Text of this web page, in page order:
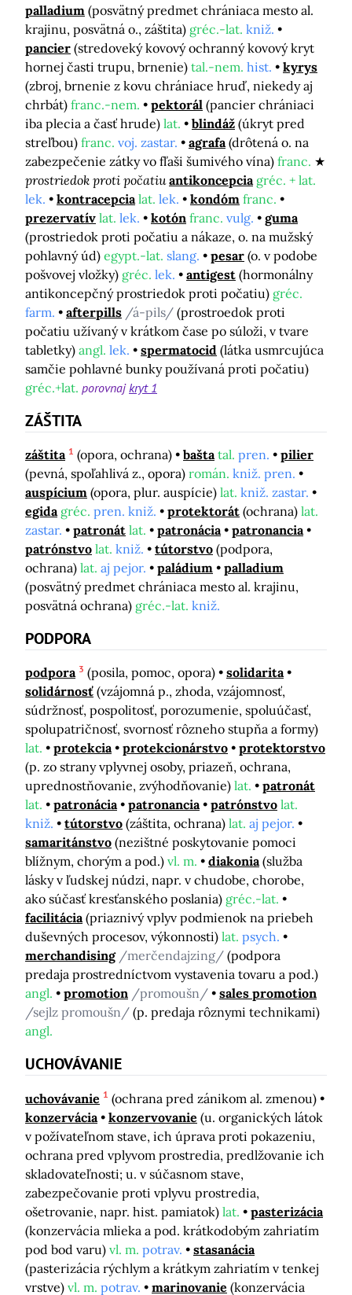
palladium (posvätný predmet chrániaca mesto al.
krajinu, posvätná o., záštita) gréc.-lat. kniž.
pancier (stredoveký kovový ochranný kovový kryt
hornej časti trupu, brnenie) tal.-nem. hist.
kyrys
(zbroj, brnenie z kovu chrániace hruď, niekedy aj
chrbát) franc.-nem. pektorál (pancier chrániaci
iba plecia a časť hrude) lat. blindáž (úkryt pred
streľbou) franc. voj. zastar. agrafa (drôtená o. na
zabezpečenie zátky vo fľaši šumivého vína) franc.
prostriedok proti počatiu antikoncepcia gréc. + lat.
lek.
kontracepcia lat. lek. kondóm franc.
prezervatív lat. lek. kotón franc. vulg.
guma
(prostriedok proti počatiu a nákaze, o. na mužský
pohlavný úd) egypt.-lat. slang. pesar (o. v podobe
pošvovej vložky) gréc. lek. antigest (hormonálny
antikoncepčný prostriedok proti počatiu) gréc.
farm.
afterpills /á-pils/ (prostroedok proti
počatiu užívaný v krátkom čase po súloži, v tvare
tabletky) angl. lek. spermatocid (látka usmrcujúca
samčie pohlavné bunky používaná proti počatiu)
gréc.+lat. porovnaj kryt 1
ZÁŠTITA
záštita 1 (opora, ochrana) bašta tal. pren.
pilier
(pevná, spoľahlivá z., opora) román. kniž. pren.
auspícium (opora, plur. auspície) lat. kniž. zastar.
egida gréc. pren. kniž. protektorát (ochrana) lat.
zastar.
patronát lat. patronácia
patronancia
patrónstvo lat. kniž. tútorstvo (podpora,
ochrana) lat. aj pejor. paládium
palladium
(posvätný predmet chrániaca mesto al. krajinu,
posvätná ochrana) gréc.-lat. kniž.
PODPORA
podpora 3 (posila, pomoc, opora)
solidarita
solidárnosť (vzájomná p., zhoda, vzájomnosť,
súdržnosť, pospolitosť, porozumenie, spoluúčasť,
spolupatričnosť, svornosť rôzneho stupňa a formy)
lat.
protekcia protekcionárstvo
protektorstvo
(p. zo strany vplyvnej osoby, priazeň, ochrana,
uprednostňovanie, zvýhodňovanie) lat.
patronát
lat.
patronácia patronancia patrónstvo lat.
kniž.
tútorstvo (záštita, ochrana) lat. aj pejor.
samaritánstvo (nezištné poskytovanie pomoci
blížnym, chorým a pod.) vl. m. diakonia (služba
lásky v ľudskej núdzi, napr. v chudobe, chorobe,
ako súčasť kresťanského poslania) gréc.-lat.
facilitácia (priaznivý vplyv podmienok na priebeh
duševných procesov, výkonnosti) lat. psych.
merchandising /merčendajzing/ (podpora
predaja prostredníctvom vystavenia tovaru a pod.)
angl.
promotion /promoušn/
sales promotion
/sejlz promoušn/ (p. predaja rôznymi technikami)
angl.
UCHOVÁVANIE
uchovávanie 1 (ochrana pred zánikom al. zmenou)
konzervácia
konzervovanie (u. organických látok
v požívateľnom stave, ich úprava proti pokazeniu,
ochrana pred vplyvom prostredia, predlžovanie ich
skladovateľnosti; u. v súčasnom stave,
zabezpečovanie proti vplyvu prostredia,
ošetrovanie, napr. hist. pamiatok) lat.
pasterizácia
(konzervácia mlieka a pod. krátkodobým zahriatím
pod bod varu) vl. m. potrav.
stasanácia
(pasterizácia rýchlym a krátkym zahriatím v tenkej
vrstve) vl. m. potrav. marinovanie (konzervácia